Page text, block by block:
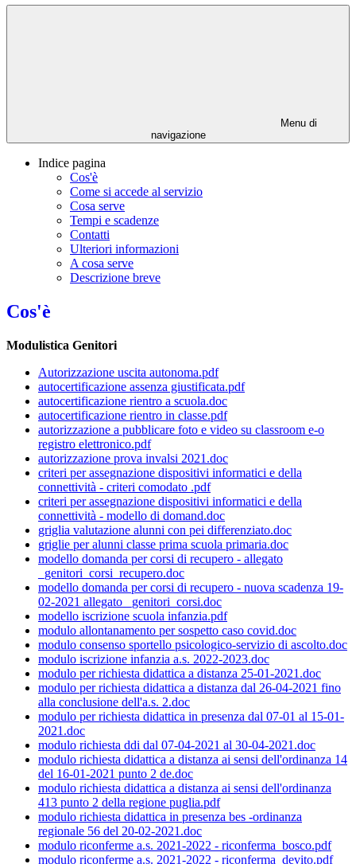
Menu di
navigazione
Indice pagina
Cos'è
Come si accede al servizio
Cosa serve
Tempi e scadenze
Contatti
Ulteriori informazioni
A cosa serve
Descrizione breve
Cos'è
Modulistica Genitori
Autorizzazione uscita autonoma.pdf
autocertificazione assenza giustificata.pdf
autocertificazione rientro a scuola.doc
autocertificazione rientro in classe.pdf
autorizzazione a pubblicare foto e video su classroom e-o
registro elettronico.pdf
autorizzazione prova invalsi 2021.doc
criteri per assegnazione dispositivi informatici e della
connettività - criteri comodato .pdf
criteri per assegnazione dispositivi informatici e della
connettività - modello di domand.doc
griglia valutazione alunni con pei differenziato.doc
griglie per alunni classe prima scuola primaria.doc
modello domanda per corsi di recupero - allegato
_genitori_corsi_recupero.doc
modello domanda per corsi di recupero - nuova scadenza 19-
02-2021 allegato _genitori_corsi.doc
modello iscrizione scuola infanzia.pdf
modulo allontanamento per sospetto caso covid.doc
modulo consenso sportello psicologico-servizio di ascolto.doc
modulo iscrizione infanzia a.s. 2022-2023.doc
modulo per richiesta didattica a distanza 25-01-2021.doc
modulo per richiesta didattica a distanza dal 26-04-2021 fino
alla conclusione dell'a.s. 2.doc
modulo per richiesta didattica in presenza dal 07-01 al 15-01-
2021.doc
modulo richiesta ddi dal 07-04-2021 al 30-04-2021.doc
modulo richiesta didattica a distanza ai sensi dell'ordinanza 14
del 16-01-2021 punto 2 de.doc
modulo richiesta didattica a distanza ai sensi dell'ordinanza
413 punto 2 della regione puglia.pdf
modulo richiesta didattica in presenza bes -ordinanza
regionale 56 del 20-02-2021.doc
modulo riconferme a.s. 2021-2022 - riconferma_bosco.pdf
modulo riconferme a.s. 2021-2022 - riconferma_devito.pdf